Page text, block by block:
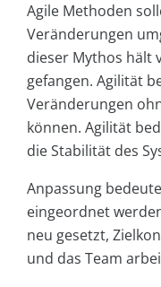
Agile Methoden
Veränderungen
dieser Mythos hält
gefangen. Agilität
Veränderungen
können. Agilität
die Stabilität des
Anpassung
eingeordnet
neu gesetzt,
und das Team